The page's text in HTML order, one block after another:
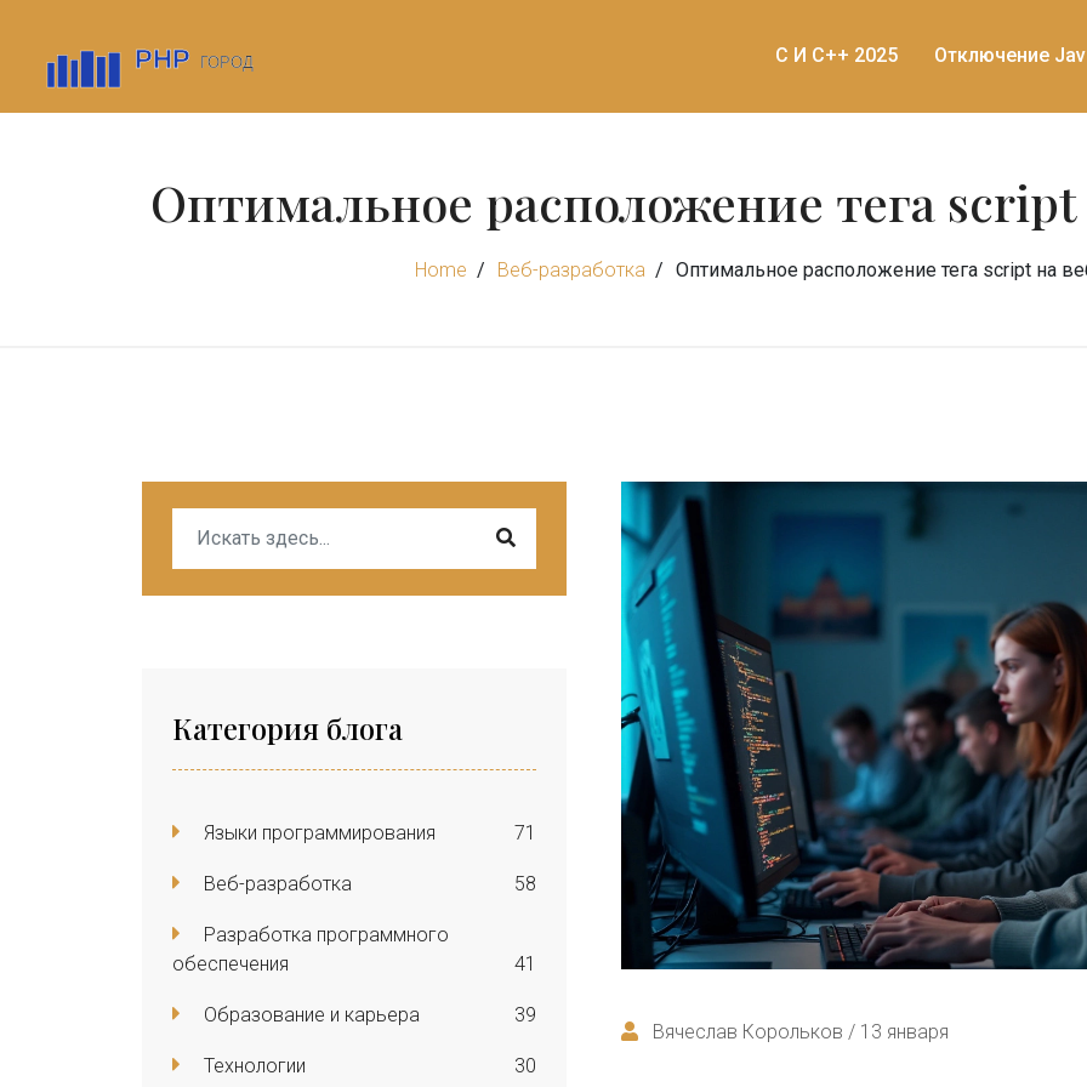
C И C++ 2025 Отключение
Оптимальное расположение тега
Home Веб-разработка Оптимальное расположение тега script на
Категория блога
Языки программирования 71
Веб-разработка 58
Разработка программного
обеспечения
41
Образование и карьера 39
Технологии 30
Вячеслав Корольков / 13 января